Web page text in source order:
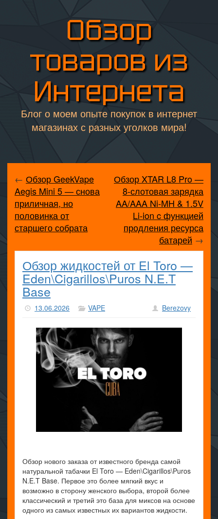
Обзор
товаров из
Интернета
Блог о моем опыте покупок в интернет
магазинах с разных уголков мира!
← Обзор GeekVape
Aegis Mini 5 — снова
приличная, но
половинка от
старшего собрата
Обзор XTAR L8 Pro —
8-слотовая зарядка
AA/AAA Ni-MH & 1.5V
Li-ion c функцией
продления ресурса
батарей →
Обзор жидкостей от El Toro —
Eden\Cigarillos\Puros N.E.T
Base
13.06.2026 VAPE Berezovy
Обзор нового заказа от известного бренда самой
натуральной табачки El Toro — Eden\Cigarillos\Puros
N.E.T Base. Первое это более мягкий вкус и
возможно в сторону женского выбора, второй более
классический и третий это база для миксов на основе
одного из самых известных их вариантов жидкости.